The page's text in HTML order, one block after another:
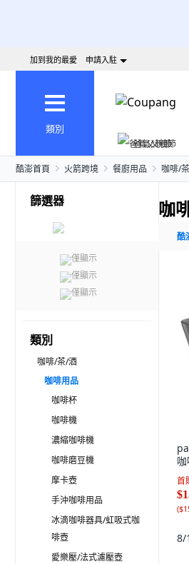
加到我的最愛 申請入駐
類別
爸氣父親節
酷澎首頁 火箭跨境 餐廚用品 咖啡/
篩選器
僅顯示
僅顯示
僅顯示
類別
咖啡/茶/酒
咖啡用品
咖啡杯
咖啡機
濃縮咖啡機
咖啡磨豆機
摩卡壺
手沖咖啡用品
冰滴咖啡器具/虹吸式咖
啡壺
愛樂壓/法式濾壓壺
咖
酷
首
(
8/